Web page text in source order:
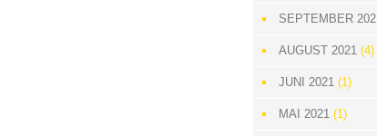
SEPTEMBER
AUGUST 2021(4)
JUNI 2021(1)
MAI 2021(1)